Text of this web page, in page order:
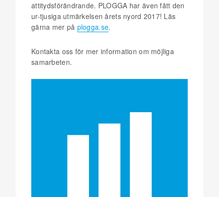
attitydsförändrande. PLOGGA har även fått den
ur-tjusiga utmärkelsen årets nyord 2017! Läs
gärna mer på plogga.se.
Kontakta oss för mer information om möjliga
samarbeten.